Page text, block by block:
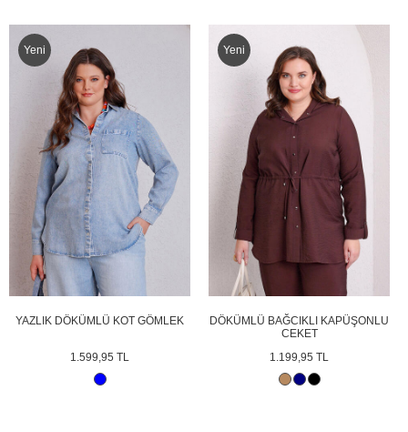
Yeni
YAZLIK DÖKÜMLÜ KOT GÖMLEK
1.599,95 TL
Yeni
DÖKÜMLÜ BAĞCIKLI KAPÜŞONLU
CEKET
1.199,95 TL